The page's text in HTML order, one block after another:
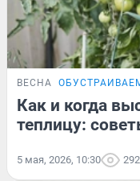
ВЕСНА
Как и когда
теплицу:
5 мая, 2026, 10:30 292